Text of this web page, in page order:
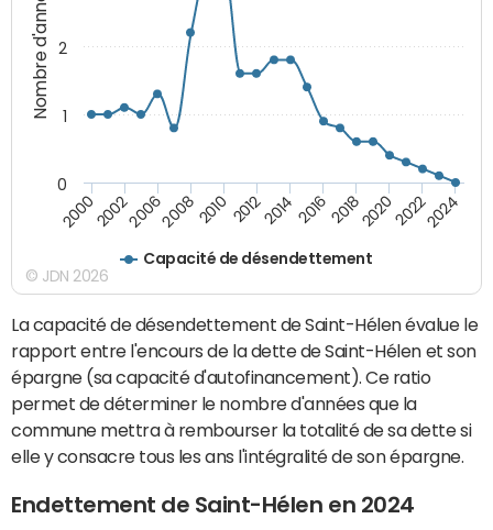
Nombre d'années
Capacité de désendettement
20002002200620082010 2012201420162018202020222024
0
1
2
© JDN 2026
La capacité de désendettement de Saint-Hélen évalue le
rapport entre l'encours de la dette de Saint-Hélen et son
épargne (sa capacité d'autofinancement). Ce ratio
permet de déterminer le nombre d'années que la
commune mettra à rembourser la totalité de sa dette si
elle y consacre tous les ans l'intégralité de son épargne.
Endettement de Saint-Hélen en 2024